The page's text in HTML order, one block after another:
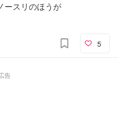
ースリのほうが
5
告